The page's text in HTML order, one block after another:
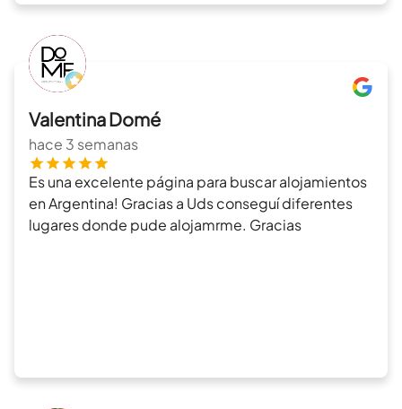
Valentina Domé
hace 3 semanas
Es una excelente página para buscar alojamientos
en Argentina! Gracias a Uds conseguí diferentes
lugares donde pude alojamrme. Gracias